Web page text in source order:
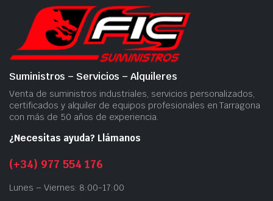
Suministros – Servicios – Alquileres
Venta de suministros industriales, servicios personalizados,
certificados y alquiler de equipos profesionales en Tarragona
con más de 50 años de experiencia.
¿Necesitas ayuda? Llámanos
(+34) 977 554 176
Lunes – Viernes: 8:00-17:00